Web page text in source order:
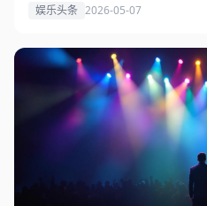
娱乐头条 2026-05-07